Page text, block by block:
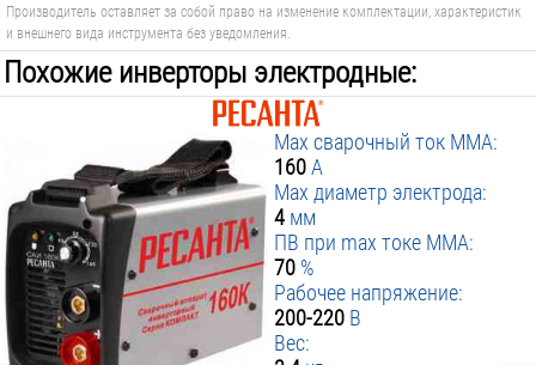
Производитель оставляет за собой право на изменение комплектации, характеристик
и внешнего вида инструмента без уведомления.
Похожие инверторы электродные:
Max сварочный ток MMA:
160А
Max диаметр электрода:
4 мм
ПВ при max токе MMA:
70 %
Рабочее напряжение:
200-220 В
Вес: